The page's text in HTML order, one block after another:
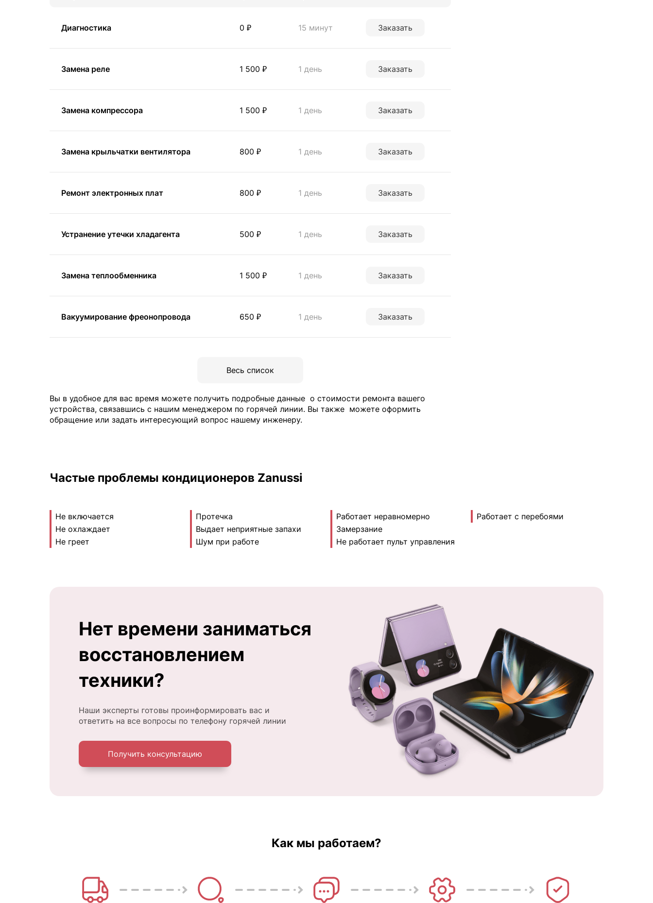
Диагностика 0 ₽ 15 минут Заказать
Замена реле 1 500 ₽ 1 день Заказать
Замена компрессора 1 500 ₽ 1 день Заказать
Замена крыльчатки вентилятора 800 ₽ 1 день Заказать
Ремонт электронных плат 800 ₽ 1 день Заказать
Устранение утечки хладагента 500 ₽ 1 день Заказать
Замена теплообменника 1 500 ₽ 1 день Заказать
Вакуумирование фреонопровода 650 ₽ 1 день Заказать
Весь список
Вы в удобное для вас время можете получить подробные данные о стоимости ремонта вашего
устройства, связавшись с нашим менеджером по горячей линии. Вы также можете оформить
обращение или задать интересующий вопрос нашему инженеру.
Частые проблемы кондиционеров Zanussi
Не включается
Не охлаждает
Не греет
Протечка
Выдает неприятные запахи
Шум при работе
Работает неравномерно
Замерзание
Не работает пульт управления
Работает с перебоями
Нет времени заниматься
восстановлением
техники?
Наши эксперты готовы проинформировать вас и
ответить на все вопросы по телефону горячей линии
Получить консультацию
Как мы работаем?